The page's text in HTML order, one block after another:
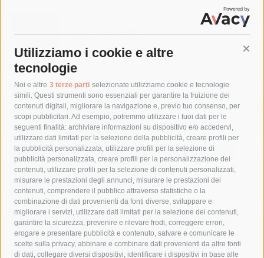
Utilizziamo i cookie e altre
tecnologie
Noi e altre 3 terze parti selezionate utilizziamo cookie e tecnologie
simili. Questi strumenti sono essenziali per garantire la fruizione dei
contenuti digitali, migliorare la navigazione e, previo tuo consenso, per
scopi pubblicitari. Ad esempio, potremmo utilizzare i tuoi dati per le
seguenti finalità: archiviare informazioni su dispositivo e/o accedervi,
utilizzare dati limitati per la selezione della pubblicità, creare profili per
la pubblicità personalizzata, utilizzare profili per la selezione di
pubblicità personalizzata, creare profili per la personalizzazione dei
contenuti, utilizzare profili per la selezione di contenuti personalizzati,
misurare le prestazioni degli annunci, misurare le prestazioni dei
contenuti, comprendere il pubblico attraverso statistiche o la
combinazione di dati provenienti da fonti diverse, sviluppare e
migliorare i servizi, utilizzare dati limitati per la selezione dei contenuti,
garantire la sicurezza, prevenire e rilevare frodi, correggere errori,
erogare e presentare pubblicità e contenuto, salvare e comunicare le
scelte sulla privacy, abbinare e combinare dati provenienti da altre fonti
di dati, collegare diversi dispositivi, identificare i dispositivi in base alle
Domani e sabato interrotta la linea Eav
Napoli-Sorrento
Tag
acqua allerta meteo
anas
area marina protetta di punta campanella
arresto
Asl Napoli 3 sud
capitaneria di porto capri
carabinieri
castellammare di stabia
circumvesuviana
comune di sorrento
concerto
contagi
costiera amalfitana
covid-19 eav
elezioni
fondazione sorrento
gori guardia costiera
incidente
lavori
lorenzo balducelli mare
massa lubrense